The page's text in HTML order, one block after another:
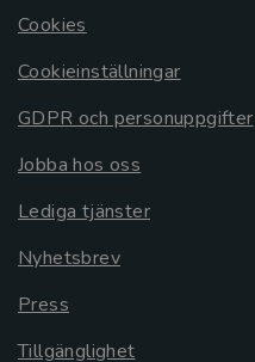
Cookies
Cookieinställningar
GDPR och personuppgifter
Jobba hos oss
Lediga tjänster
Nyhetsbrev
Press
Tillgänglighet